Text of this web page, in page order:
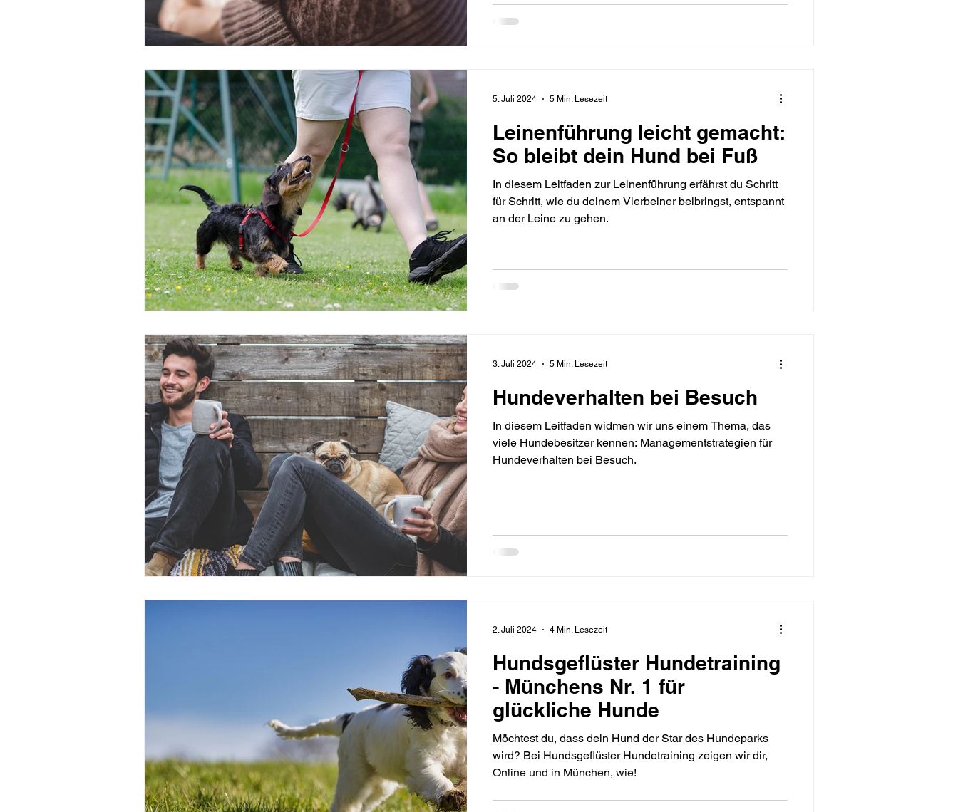
Beides gehört zusammen. Bindung und Erziehung sind
Leinenführung leicht gemacht:
So bleibt dein Hund bei Fuß
In diesem Leitfaden zur Leinenführung erfährst du Schritt
für Schritt, wie du deinem Vierbeiner beibringst, entspannt
an der Leine zu gehen.
5. Juli 2024 5 Min. Lesezeit
Hundeverhalten bei Besuch
In diesem Leitfaden widmen wir uns einem Thema, das
viele Hundebesitzer kennen: Managementstrategien für
Hundeverhalten bei Besuch.
3. Juli 2024 5 Min. Lesezeit
Hundsgeflüster Hundetraining
- Münchens Nr. 1 für
glückliche Hunde
Möchtest du, dass dein Hund der Star des Hundeparks
wird? Bei Hundsgeflüster Hundetraining zeigen wir dir,
Online und in München, wie!
2. Juli 2024 4 Min. Lesezeit